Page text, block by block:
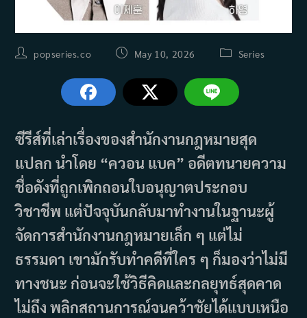
Postpopseries.co
PostMay 10, 2026
PostSeries
ซีรีส์ที่เล่าเรื่องของสำนักงานกฎหมายสุด
แปลก นำโดย “ควอน แบค” อดีตทนายความ
ชื่อดังที่ถูกเพิกถอนใบอนุญาตประกอบ
วิชาชีพ แต่ปัจจุบันกลับมาทำงานในฐานะผู้
จัดการสำนักงานกฎหมายเล็ก ๆ แต่ไม่
ธรรมดา เขามักรับทำคดีที่ใคร ๆ ก็มองว่าไม่มี
ทางชนะ ก่อนจะใช้วิธีคิดและกลยุทธ์สุดคาด
ไม่ถึง พลิกสถานการณ์จนคว้าชัยได้แบบเหนือ